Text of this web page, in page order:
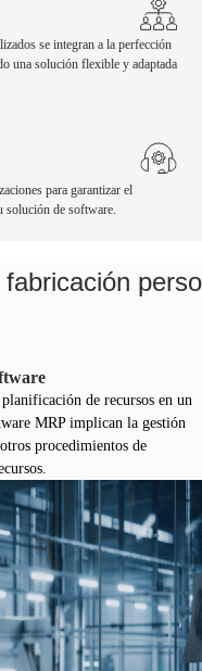
se integran a la perfección
una solución flexible y adaptada
para garantizar el
de software.
de recursos en un
MRP implican la gestión
procedimientos de